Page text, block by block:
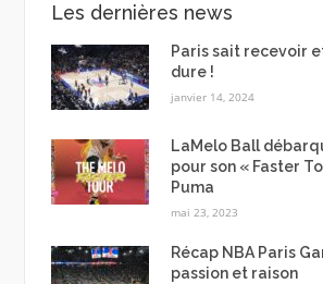
Les dernières news
Paris sait recevoir
dure !
janvier 14, 2024
LaMelo Ball
pour son « Faster
Puma
mai 23, 2023
Récap NBA Paris
passion et raison